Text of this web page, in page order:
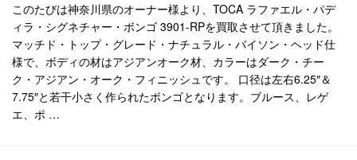
このたびは神奈川県のオーナー様より、TOCA ラファエル・パデ
ィラ・シグネチャー・ボンゴ 3901-RPを買取させて頂きました。
マッチド・トップ・グレード・ナチュラル・バイソン・ヘッド仕
様で、ボディの材はアジアンオーク材、カラーはダーク・チー
ク・アジアン・オーク・フィニッシュです。 口径は左右6.25″＆
7.75″と若干小さく作られたボンゴとなります。ブルース、レゲ
エ、ポ …